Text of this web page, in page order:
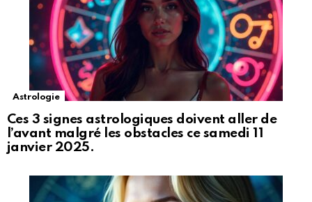
Astrologie
Ces 3 signes astrologiques doivent aller de
l’avant malgré les obstacles ce samedi 11
janvier 2025.